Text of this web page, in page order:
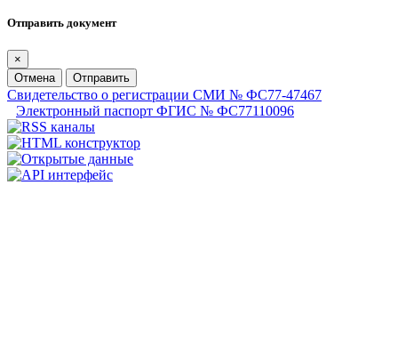
Отправить документ
×
Отмена
Отправить
Свидетельство о регистрации СМИ № ФС77-47467
Электронный паспорт ФГИС № ФС77110096